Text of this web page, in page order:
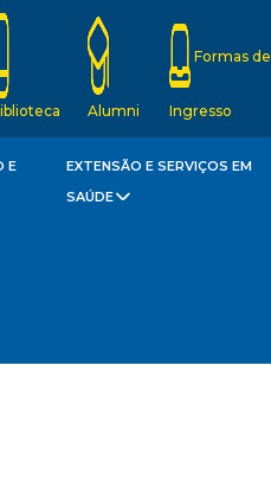
Alumni
Formas de
Ingresso
E
EXTENSÃO E SERVIÇOS EM
SAÚDE